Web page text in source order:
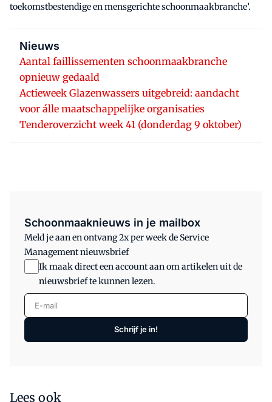
toekomstbestendige en mensgerichte schoonmaakbranche’.
Nieuws
Aantal faillissementen schoonmaakbranche
opnieuw gedaald
Actieweek Glazenwassers uitgebreid: aandacht
voor álle maatschappelijke organisaties
Tenderoverzicht week 41 (donderdag 9 oktober)
Schoonmaaknieuws in je mailbox
Meld je aan en ontvang 2x per week de Service
Management nieuwsbrief
Ik maak direct een account aan om artikelen uit de
nieuwsbrief te kunnen lezen.
E-mail
Schrijf je in!
Lees ook